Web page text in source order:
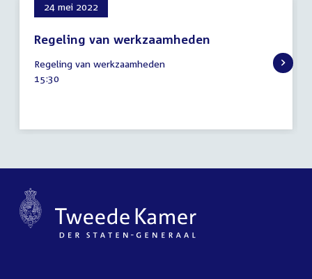
24 mei 2022
Regeling van werkzaamheden
mei
2022
Regeling van werkzaamheden
Tijd
15:30